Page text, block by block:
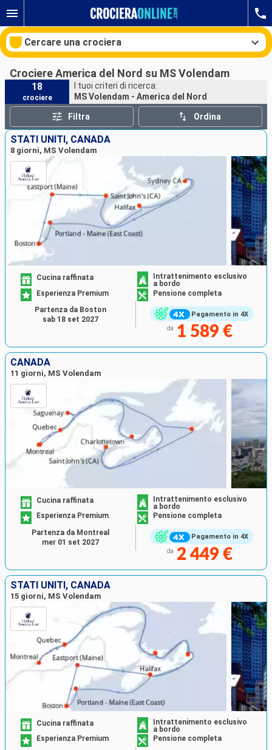
Cercare una crociera
Le nostre destinazioni
Mesi di partenza
Porti Compagnie
Ricerca
Crociere America del Nord su MS Volendam
18
crociere
I tuoi criteri di ricerca:
MS Volendam - America del Nord
Filtra Ordina
STATI UNITI, CANADA
8 giorni, MS Volendam
Pagamento in 4X
Cucina raffinata
Intrattenimento esclusivo
a bordo
Esperienza Premium
Pensione completa
da 1 589 €
Partenza da Boston
sab 18 set 2027
CANADA
11 giorni, MS Volendam
Pagamento in 4X
Cucina raffinata
Intrattenimento esclusivo
a bordo
Esperienza Premium
Pensione completa
da 2 449 €
Partenza da Montreal
mer 01 set 2027
STATI UNITI, CANADA
15 giorni, MS Volendam
Cucina raffinata
Intrattenimento esclusivo
a bordo
Esperienza Premium
Pensione completa